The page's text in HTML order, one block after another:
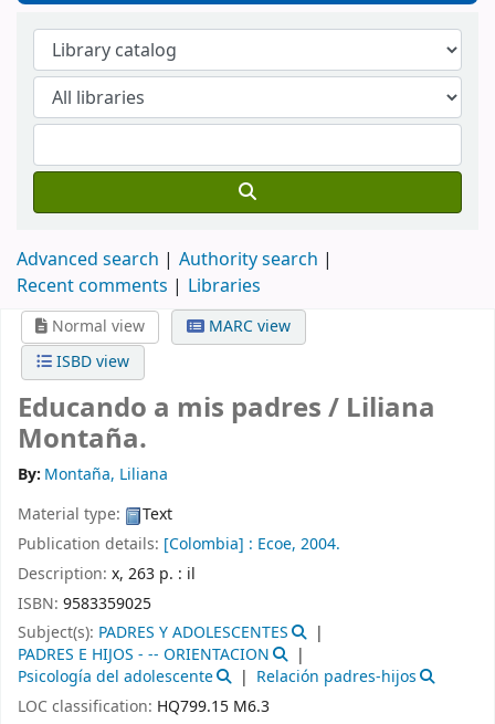
Advanced search
Authority search
Recent comments
Libraries
Normal view
MARC view
ISBD view
Educando a mis padres / Liliana
Montaña.
By: Montaña, Liliana
Material type:
Text
Publication details: [Colombia] : Ecoe, 2004.
Description: x, 263 p. : il
ISBN: 9583359025
Subject(s): PADRES Y ADOLESCENTES
PADRES E HIJOS - -- ORIENTACION
Psicología del adolescente
Relación padres-hijos
LOC classification: HQ799.15 M6.3